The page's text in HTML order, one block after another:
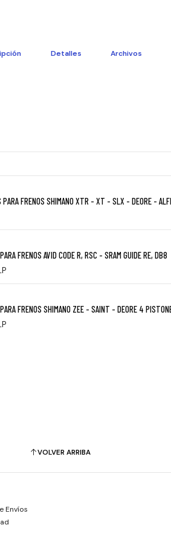
Detalles Archivos
PARA FRENOS SHIMANO XTR - XT - SLX - DEORE -
FRENOS AVID CODE R, RSC - SRAM GUIDE RE, DB8
FRENOS SHIMANO ZEE - SAINT - DEORE 4
VOLVER ARRIBA
Envíos